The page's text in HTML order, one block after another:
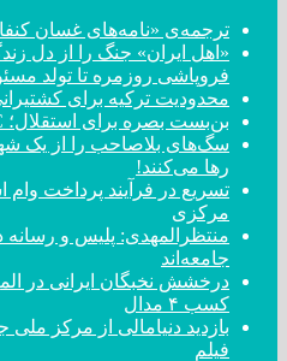
ترجمه‌ی «نامه‌های غسان
«اهل ایران» جنگ را از دل
فروپاشی روزمره تا تولد
محدودیت ترکیه برای
بن‌بست بصره برای استقلال؛ AFC دست رد به سینه آبی‌ها زد
سگ‌های بلاصاحب را از یک
رها می‌کنند!
تسریع در فرآیند پرداخت
مرکزی
منتظرالمهدی: پلیس و رسانه
جامعه‌اند
درخشش نخبگان ایرانی در
کسب ۴ مدال
بازدید دنیامالی از مرکز
فیلم